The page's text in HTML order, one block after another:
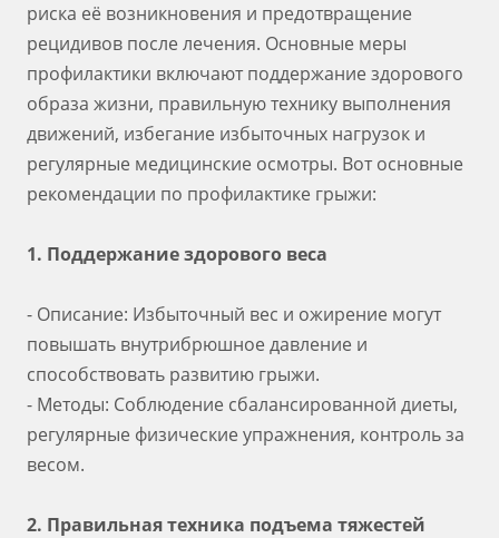
риска её возникновения и предотвращение
рецидивов после лечения. Основные меры
профилактики включают поддержание здорового
образа жизни, правильную технику выполнения
движений, избегание избыточных нагрузок и
регулярные медицинские осмотры. Вот основные
рекомендации по профилактике грыжи:
1. Поддержание здорового веса
- Описание: Избыточный вес и ожирение могут
повышать внутрибрюшное давление и
способствовать развитию грыжи.
- Методы: Соблюдение сбалансированной диеты,
регулярные физические упражнения, контроль за
весом.
2. Правильная техника подъема тяжестей